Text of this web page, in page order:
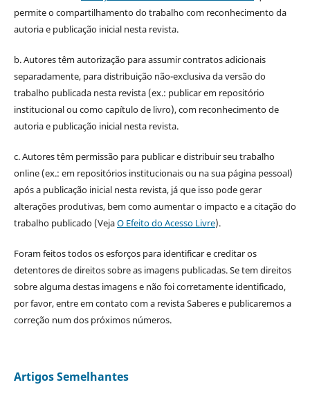
permite o compartilhamento do trabalho com reconhecimento da
autoria e publicação inicial nesta revista.
b. Autores têm autorização para assumir contratos adicionais
separadamente, para distribuição não-exclusiva da versão do
trabalho publicada nesta revista (ex.: publicar em repositório
institucional ou como capítulo de livro), com reconhecimento de
autoria e publicação inicial nesta revista.
c. Autores têm permissão para publicar e distribuir seu trabalho
online (ex.: em repositórios institucionais ou na sua página pessoal)
após a publicação inicial nesta revista, já que isso pode gerar
alterações produtivas, bem como aumentar o impacto e a citação do
trabalho publicado (VejaO Efeito do Acesso Livre).
Foram feitos todos os esforços para identificar e creditar os
detentores de direitos sobre as imagens publicadas. Se tem direitos
sobre alguma destas imagens e não foi corretamente identificado,
por favor, entre em contato com a revista Saberes e publicaremos a
correção num dos próximos números.
Artigos Semelhantes